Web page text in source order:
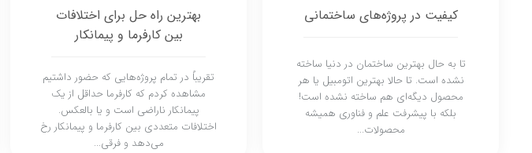
کیفیت در پروژه‌های ساختمانی
تا به حال بهترین ساختمان در دنیا ساخته
نشده است. تا حالا بهترین اتومبیل یا هر
محصول دیگه‌ای هم ساخته نشده است!
بلکه با پیشرفت علم و فناوری همیشه
محصولات...
بهترین راه حل برای اختلافات
بین کارفرما و پیمانکار
تقریباً در تمام پروژه‌هایی که حضور داشتیم
مشاهده کردم که کارفرما حداقل از یک
پیمانکار ناراضی است و یا بالعکس.
اختلافات متعددی بین کارفرما و پیمانکار رخ
می‌دهد و فرقی...